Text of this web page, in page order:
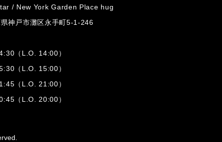
/ New York Garden Place hug
神戸市灘区永手町5-1-246
（L.O. 14:00）
（L.O. 15:00）
（L.O. 21:00）
（L.O. 20:00）